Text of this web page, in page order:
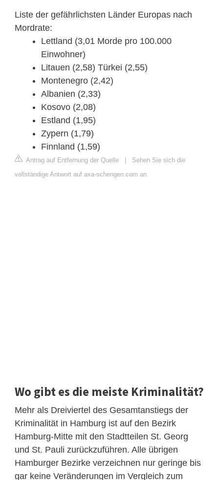
Liste der gefährlichsten Länder Europas nach
Mordrate:
Lettland (3,01 Morde pro 100.000
Einwohner)
Litauen (2,58) Türkei (2,55)
Montenegro (2,42)
Albanien (2,33)
Kosovo (2,08)
Estland (1,95)
Zypern (1,79)
Finnland (1,59)
Antrag auf Entfernung der Quelle
Sehen Sie sich die
vollständige Antwort auf axa-schengen.com an
Wo gibt es die meiste Kriminalität?
Mehr als Dreiviertel des Gesamtanstiegs der
Kriminalität in Hamburg ist auf den Bezirk
Hamburg-Mitte mit den Stadtteilen St. Georg
und St. Pauli zurückzuführen. Alle übrigen
Hamburger Bezirke verzeichnen nur geringe bis
gar keine Veränderungen im Vergleich zum